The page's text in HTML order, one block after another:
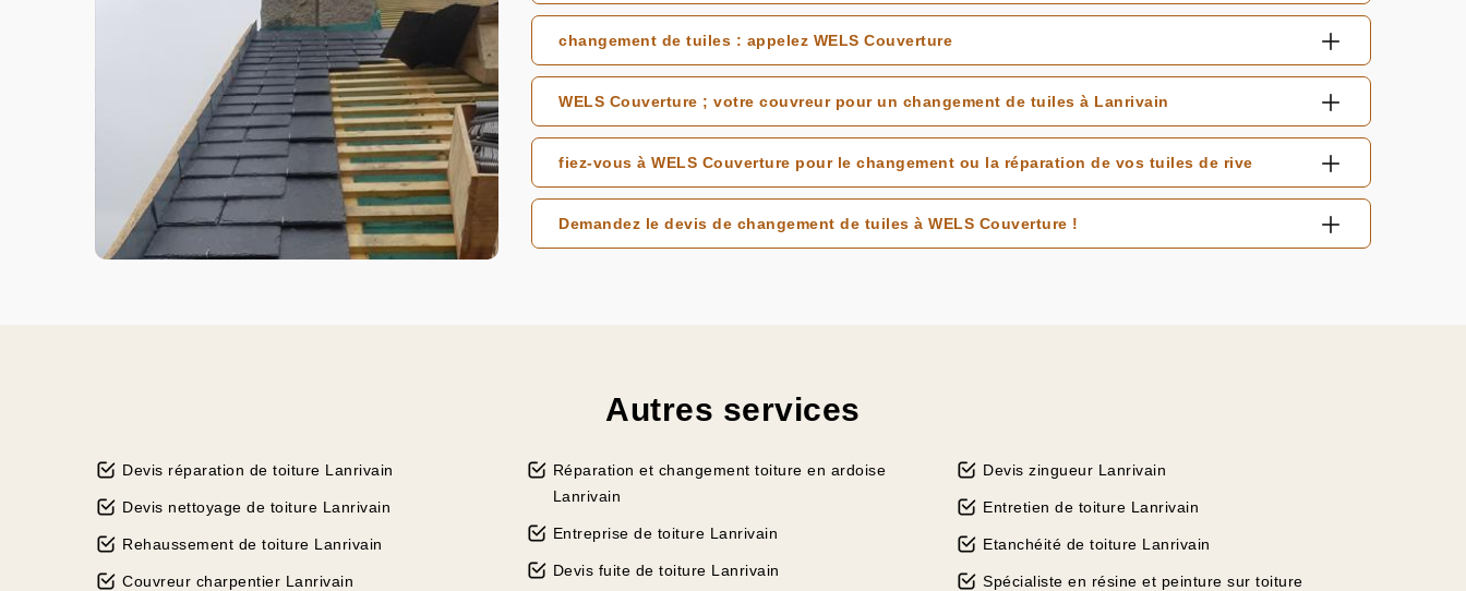
changement de tuiles : appelez WELS Couverture
WELS Couverture ; votre couvreur pour un changement de tuiles à Lanrivain
fiez-vous à WELS Couverture pour le changement ou la réparation de vos tuiles de rive
Demandez le devis de changement de tuiles à WELS Couverture !
Autres services
Devis réparation de toiture Lanrivain
Devis nettoyage de toiture Lanrivain
Rehaussement de toiture Lanrivain
Couvreur charpentier Lanrivain
Réparation et changement toiture en ardoise
Lanrivain
Entreprise de toiture Lanrivain
Devis fuite de toiture Lanrivain
Devis zingueur Lanrivain
Entretien de toiture Lanrivain
Etanchéité de toiture Lanrivain
Spécialiste en résine et peinture sur toiture